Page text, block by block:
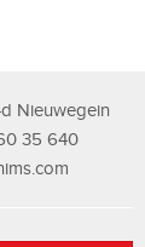
Nieuwegein
35 640